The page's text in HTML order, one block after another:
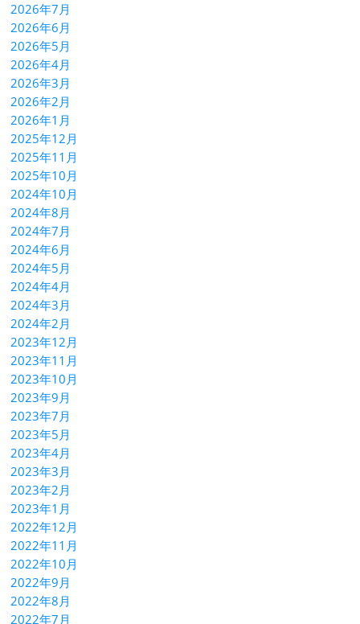
2026年7月
2026年6月
2026年5月
2026年4月
2026年3月
2026年2月
2026年1月
2025年12月
2025年11月
2025年10月
2024年10月
2024年8月
2024年7月
2024年6月
2024年5月
2024年4月
2024年3月
2024年2月
2023年12月
2023年11月
2023年10月
2023年9月
2023年7月
2023年5月
2023年4月
2023年3月
2023年2月
2023年1月
2022年12月
2022年11月
2022年10月
2022年9月
2022年8月
2022年7月